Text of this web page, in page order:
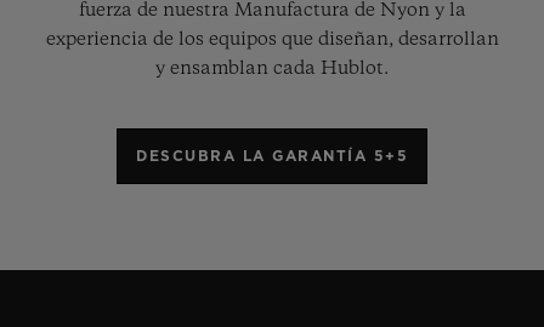
cerámica negra de alta tecnología, un
material futurista en el que Hublot ha
fuerza de nuestra Manufactura de Nyon y la
experiencia de los equipos que diseñan, desarrollan
y ensamblan cada Hublot.
DESCUBRA LA GARANTÍA 5+5